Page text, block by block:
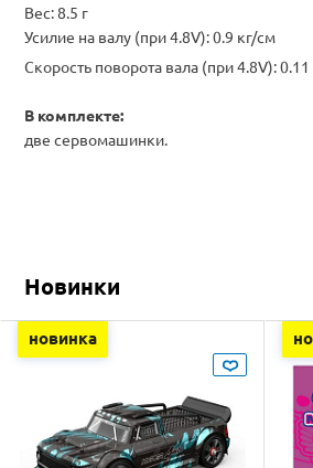
Вес: 8.5 г
Усилие на валу (при 4.8V): 0.9 кг/см
Скорость поворота вала (при 4.8V):
В комплекте:
две сервомашинки.
Новинки
новинка